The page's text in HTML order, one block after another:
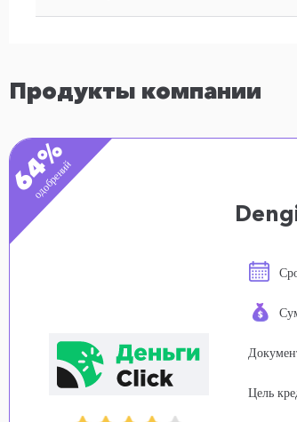
Продукты компании
64%
одобрений
Цель